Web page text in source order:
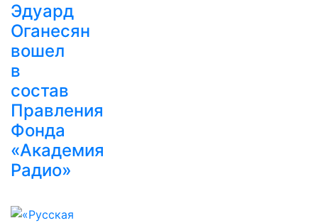
Эдуард
Оганесян
вошел
в
состав
Правления
Фонда
«Академия
Радио»